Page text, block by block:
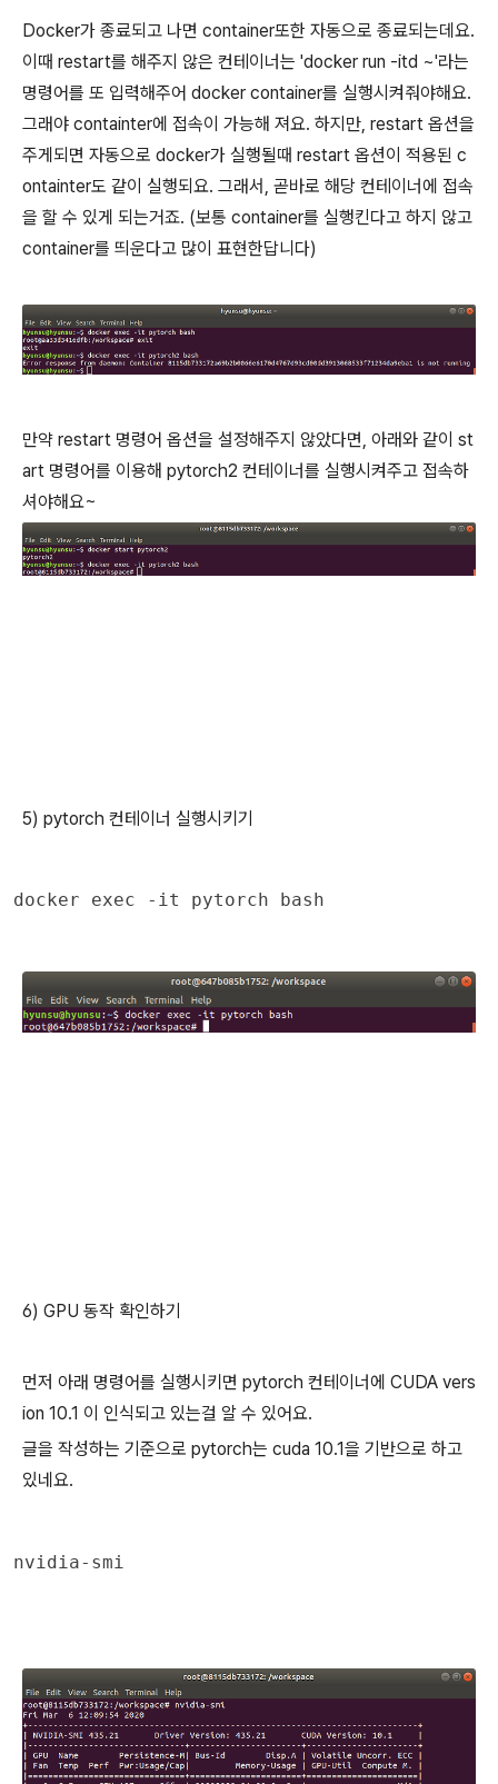
Docker가 종료되고 나면 container또한 자동으로 종료되는데요.
이때 restart를 해주지 않은 컨테이너는 'docker run -itd ~'라는
명령어를 또 입력해주어 docker container를 실행시켜줘야해요.
그래야 containter에 접속이 가능해 져요. 하지만, restart 옵션을
주게되면 자동으로 docker가 실행될때 restart 옵션이 적용된 c
ontainter도 같이 실행되요. 그래서, 곧바로 해당 컨테이너에 접속
을 할 수 있게 되는거죠. (보통 container를 실행킨다고 하지 않고
container를 띄운다고 많이 표현한답니다)
만약 restart 명령어 옵션을 설정해주지 않았다면, 아래와 같이 st
art 명령어를 이용해 pytorch2 컨테이너를 실행시켜주고 접속하
셔야해요~
5) pytorch 컨테이너 실행시키기
docker exec -it pytorch bash
6) GPU 동작 확인하기
먼저 아래 명령어를 실행시키면 pytorch 컨테이너에 CUDA vers
ion 10.1 이 인식되고 있는걸 알 수 있어요.
글을 작성하는 기준으로 pytorch는 cuda 10.1을 기반으로 하고
있네요.
nvidia-smi